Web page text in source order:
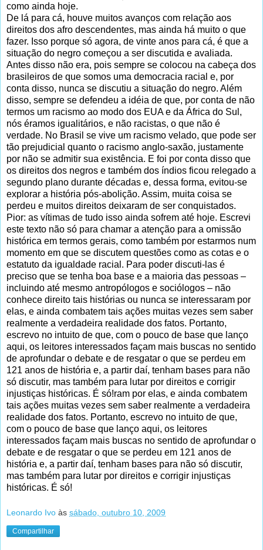
como ainda hoje.
De lá para cá, houve muitos avanços com relação aos
direitos dos afro descendentes, mas ainda há muito o que
fazer. Isso porque só agora, de vinte anos para cá, é que a
situação do negro começou a ser discutida e avaliada.
Antes disso não era, pois sempre se colocou na cabeça dos
brasileiros de que somos uma democracia racial e, por
conta disso, nunca se discutiu a situação do negro. Além
disso, sempre se defendeu a idéia de que, por conta de não
termos um racismo ao modo dos EUA e da África do Sul,
nós éramos igualitários, e não racistas, o que não é
verdade. No Brasil se vive um racismo velado, que pode ser
tão prejudicial quanto o racismo anglo-saxão, justamente
por não se admitir sua existência. E foi por conta disso que
os direitos dos negros e também dos índios ficou relegado a
segundo plano durante décadas e, dessa forma, evitou-se
explorar a história pós-abolição. Assim, muita coisa se
perdeu e muitos direitos deixaram de ser conquistados.
Pior: as vítimas de tudo isso ainda sofrem até hoje. Escrevi
este texto não só para chamar a atenção para a omissão
histórica em termos gerais, como também por estarmos num
momento em que se discutem questões como as cotas e o
estatuto da igualdade racial. Para poder discuti-las é
preciso que se tenha boa base e a maioria das pessoas –
incluindo até mesmo antropólogos e sociólogos – não
conhece direito tais histórias ou nunca se interessaram por
elas, e ainda combatem tais ações muitas vezes sem saber
realmente a verdadeira realidade dos fatos. Portanto,
escrevo no intuito de que, com o pouco de base que lanço
aqui, os leitores interessados façam mais buscas no sentido
de aprofundar o debate e de resgatar o que se perdeu em
121 anos de história e, a partir daí, tenham bases para não
só discutir, mas também para lutar por direitos e corrigir
injustiças históricas. É só!ram por elas, e ainda combatem
tais ações muitas vezes sem saber realmente a verdadeira
realidade dos fatos. Portanto, escrevo no intuito de que,
com o pouco de base que lanço aqui, os leitores
interessados façam mais buscas no sentido de aprofundar o
debate e de resgatar o que se perdeu em 121 anos de
história e, a partir daí, tenham bases para não só discutir,
mas também para lutar por direitos e corrigir injustiças
históricas. É só!
Leonardo Ivo às sábado, outubro 10, 2009
Compartilhar